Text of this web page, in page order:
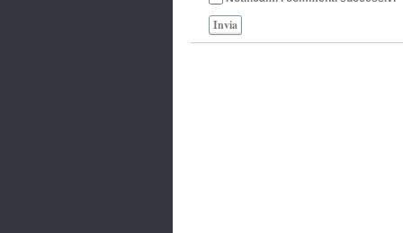
Invia